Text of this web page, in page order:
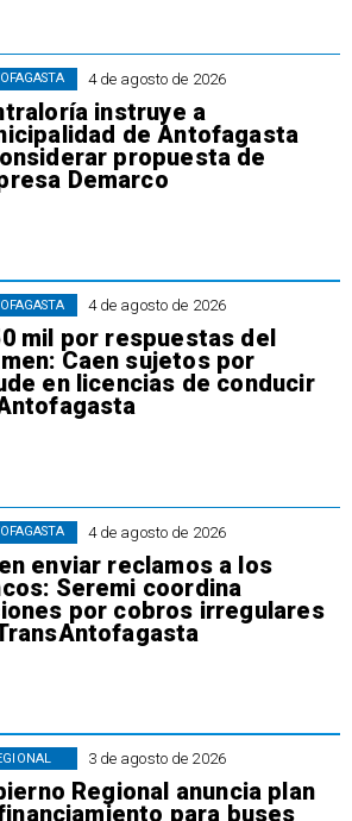
4 de agosto de 2026
instruye a
de Antofagasta
propuesta de
Demarco
4 de agosto de 2026
mil por respuestas del
Caen sujetos por
en licencias de conducir
4 de agosto de 2026
enviar reclamos a los
Seremi coordina
por cobros irregulares
3 de agosto de 2026
Regional anuncia plan
para buses